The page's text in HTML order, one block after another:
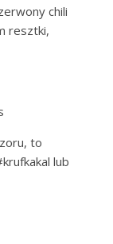
chili
resztki,
to
lub